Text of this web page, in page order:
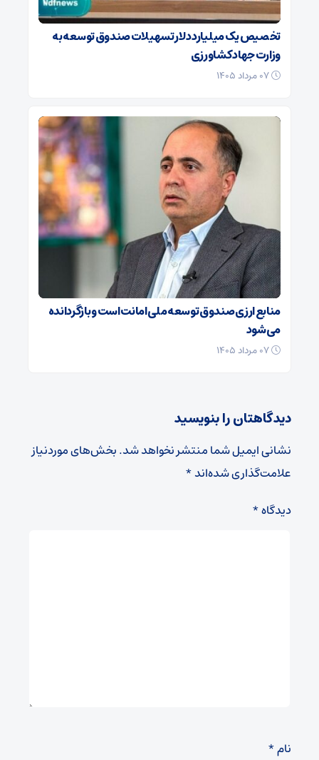
تخصیص یک میلیارد دلار تسهیلات صندوق توسعه به
وزارت جهاد کشاورزی
منابع ارزی صندوق توسعه ملی امانت است و بازگردانده
می‌شود
دیدگاهتان را بنویسید
نشانی ایمیل شما منتشر نخواهد شد.بخش‌های موردنیاز
علامت‌گذاری شده‌اند*
دیدگاه*
نام*